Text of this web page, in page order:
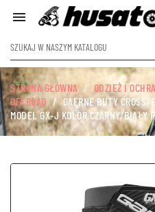

STRONA GŁÓWNA ODZIEŻ I
OFFROAD
GAERNE BUTY
MODEL GX-J KOLOR CZARNY/BIAŁY